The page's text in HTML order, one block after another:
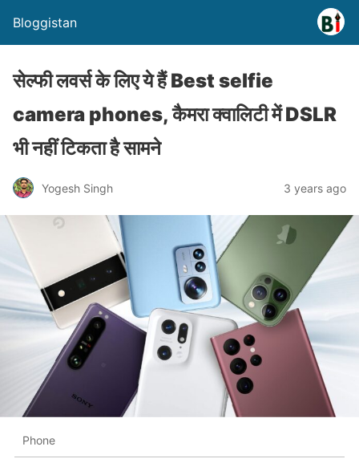
Bloggistan
सेल्फी लवर्स के लिए ये हैं Best selfie
camera phones, कैमरा क्वालिटी में DSLR
भी नहीं टिकता है सामने
Yogesh Singh 3 years ago
Phone